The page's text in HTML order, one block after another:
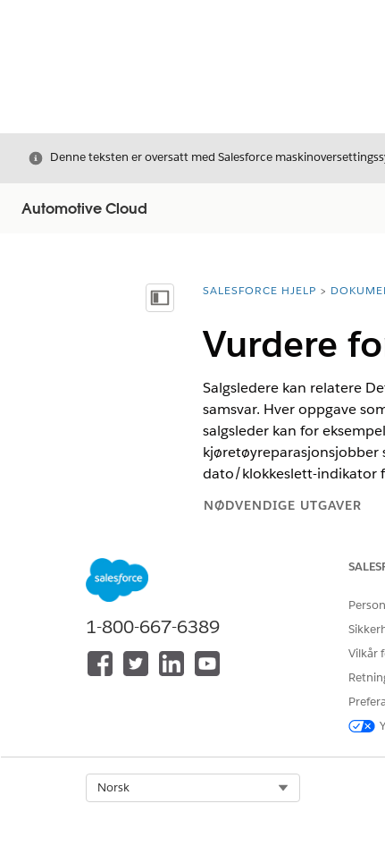
Avslutt
Denne teksten er oversatt med Salesforce
Automotive Cloud
Vis innholdsfortegnelse
Du er her:
SALESFORCE HJELP
Vurdere
Salgsledere kan relatere
samsvar. Hver oppgave
salgsleder kan for
kjøretøyreparasjonsjobber
dato/klokkeslett-indikator
NØDVENDIGE UTGAVER
Slik oppretter du
Definisjoner
Skriv inn navnet på og
Velg en indikatorfelttype:
Boolsk
Prosentverdi
Dato/klokkeslett
1-800-667-6389
Vilkår
Norsk